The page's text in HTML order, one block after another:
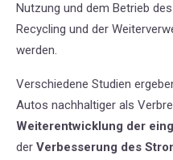
Nutzung und dem Betrieb
Recycling und der
werden.
Verschiedene Studien
Autos nachhaltiger als
Weiterentwicklung der
der Verbesserung des